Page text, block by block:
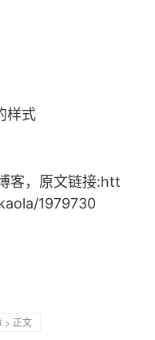
样式
客，原文链接:htt
1979730
> 正文